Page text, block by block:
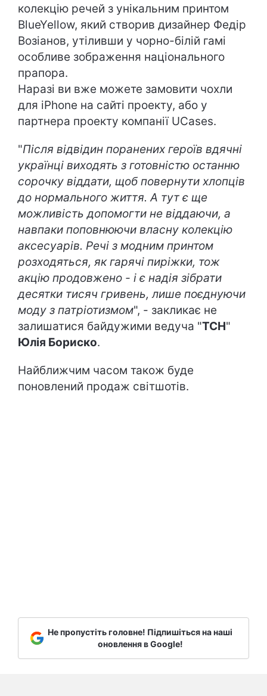
колекцію речей з унікальним принтом
BlueYellow, який створив дизайнер Федір
Возіанов, утіливши у чорно-білій гамі
особливе зображення національного
прапора.
Наразі ви вже можете замовити чохли
для іPhone на сайті проекту, або у
партнера проекту компанії UСases.
"Після відвідин поранених героїв вдячні
українці виходять з готовністю останню
сорочку віддати, щоб повернути хлопців
до нормального життя. А тут є ще
можливість допомогти не віддаючи, а
навпаки поповнюючи власну колекцію
аксесуарів. Речі з модним принтом
розходяться, як гарячі пиріжки, тож
акцію продовжено - і є надія зібрати
десятки тисяч гривень, лише поєднуючи
моду з патріотизмом", - закликає не
залишатися байдужими ведуча "ТСН"
Юлія Бориско.
Найближчим часом також буде
поновлений продаж світшотів.
Не пропустіть головне! Підпишіться на наші
оновлення в Google!